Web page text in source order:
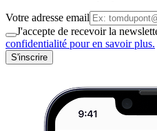
Votre adresse email
J'accepte de recevoir la
confidentialité pour en savoir plus.
S'inscrire